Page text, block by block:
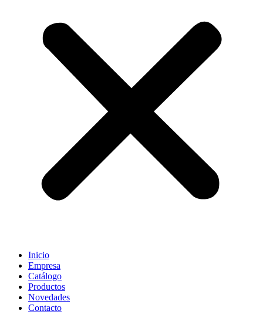
Inicio
Empresa
Catálogo
Productos
Novedades
Contacto